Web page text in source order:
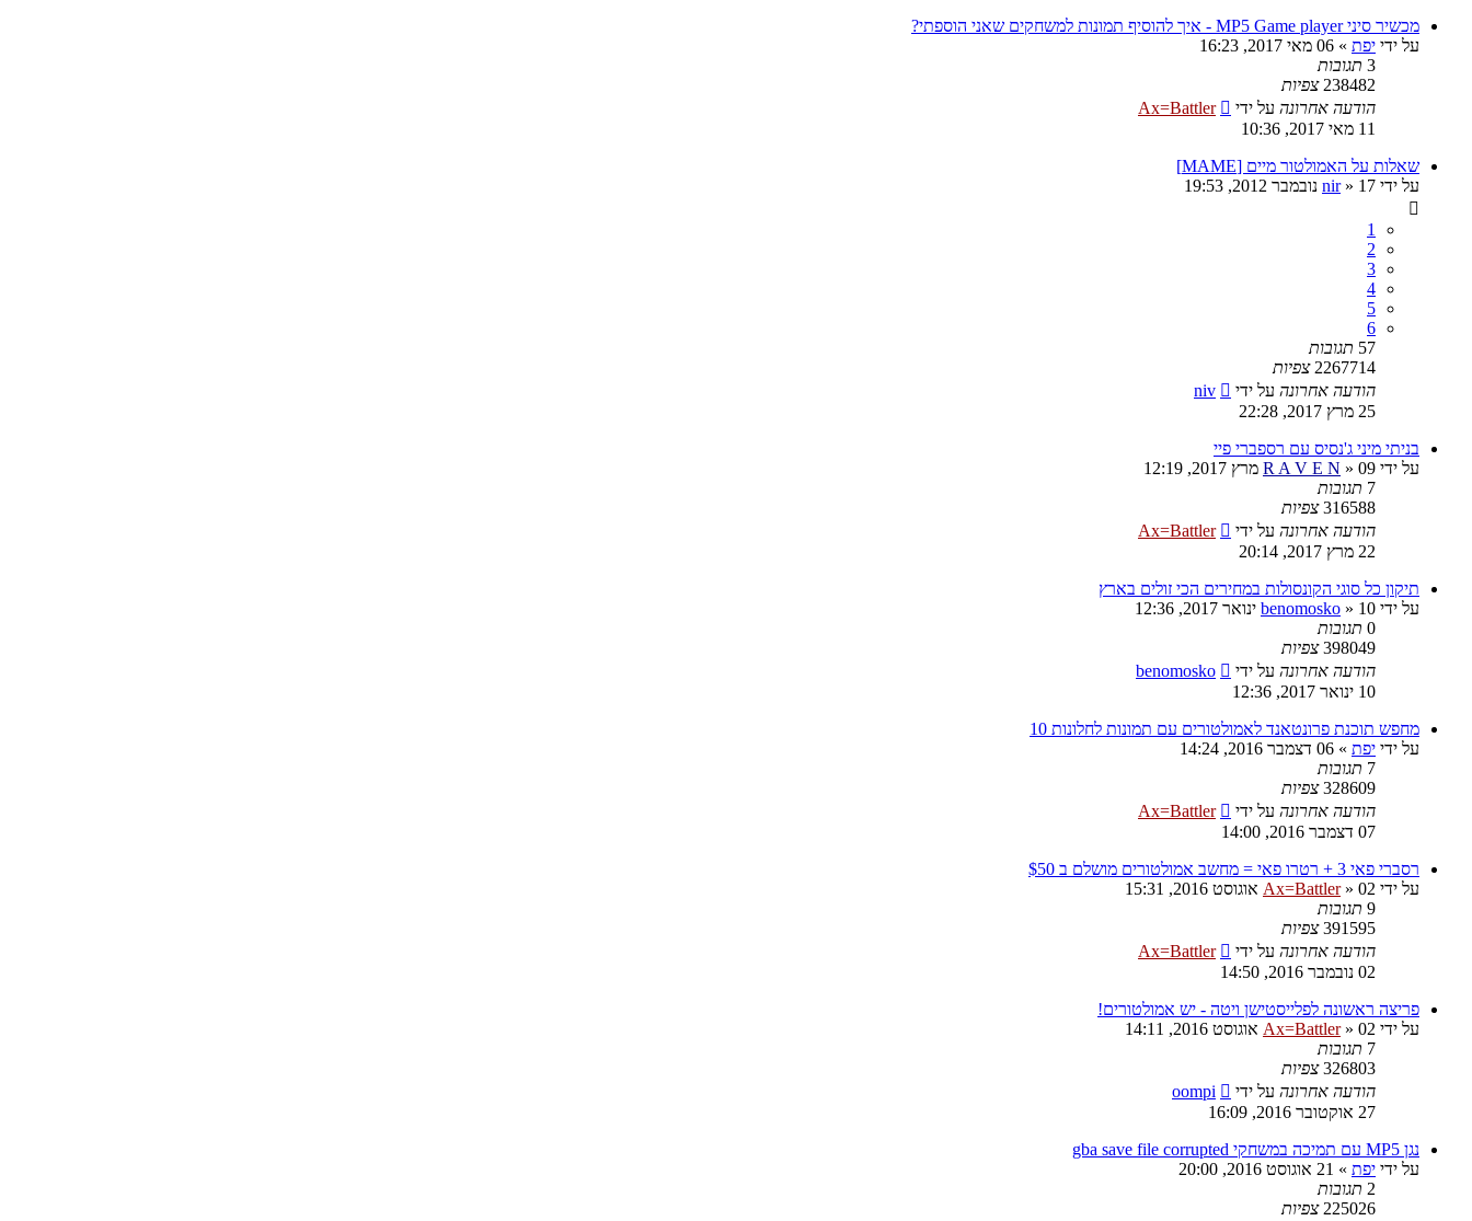
מכשיר סיני MP5 Game player - איך להוסיף תמונות למשחקים שאני הוספתי?
על ידי יפת » 06 מאי 2017, 16:23
3 תגובות
238482 צפיות
הודעה אחרונה על ידי
Ax=Battler
11 מאי 2017, 10:36
שאלות על האמולטור מיים [MAME]
על ידי
nir» 17 נובמבר 2012, 19:53
1
2
3
4
5
6
57 תגובות
2267714 צפיות
הודעה אחרונה על ידי
niv
25 מרץ 2017, 22:28
בניתי מיני ג'נסיס עם רספברי פיי
על ידי
R A V E N » 09 מרץ 2017, 12:19
7 תגובות
316588 צפיות
הודעה אחרונה על ידי
Ax=Battler
22 מרץ 2017, 20:14
תיקון כל סוגי הקונסולות במחירים הכי זולים בארץ
על ידי
benomosko » 10 ינואר 2017, 12:36
0 תגובות
398049 צפיות
הודעה אחרונה על ידי
benomosko
10 ינואר 2017, 12:36
מחפש תוכנת פרונטאנד לאמולטורים עם תמונות לחלונות 10
על ידי יפת » 06 דצמבר 2016, 14:24
7 תגובות
328609 צפיות
הודעה אחרונה על ידי
Ax=Battler
07 דצמבר 2016, 14:00
רסברי פאי 3 + רטרו פאי = מחשב אמולטורים מושלם ב $50
על ידי
Ax=Battler» 02 אוגוסט 2016, 15:31
9 תגובות
391595 צפיות
הודעה אחרונה על ידי
Ax=Battler
02 נובמבר 2016, 14:50
פריצה ראשונה לפלייסטישן ויטה - יש אמולטורים!
על ידי
Ax=Battler» 02 אוגוסט 2016, 14:11
7 תגובות
326803 צפיות
הודעה אחרונה על ידי
oompi
27 אוקטובר 2016, 16:09
נגן MP5 עם תמיכה במשחקי gba save file corrupted
על ידי יפת » 21 אוגוסט 2016, 20:00
2 תגובות
225026 צפיות